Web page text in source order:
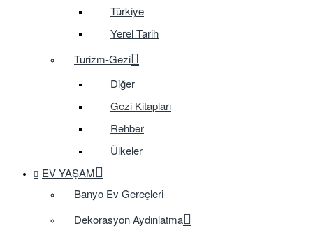
Türkiye
Yerel Tarih
Turizm-Gezi
Diğer
Gezi Kitapları
Rehber
Ülkeler
EV YAŞAM
Banyo Ev Gereçleri
Dekorasyon Aydınlatma